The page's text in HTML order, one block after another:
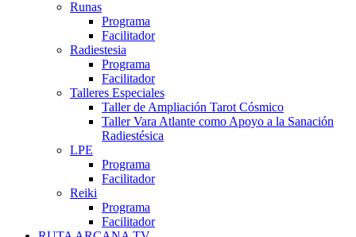
Runas
Programa
Facilitador
Radiestesia
Programa
Facilitador
Talleres Especiales
Taller de Ampliación Tarot Cósmico
Taller Vara Atlante como Apoyo a la Sanación
Radiestésica
LPE
Programa
Facilitador
Reiki
Programa
Facilitador